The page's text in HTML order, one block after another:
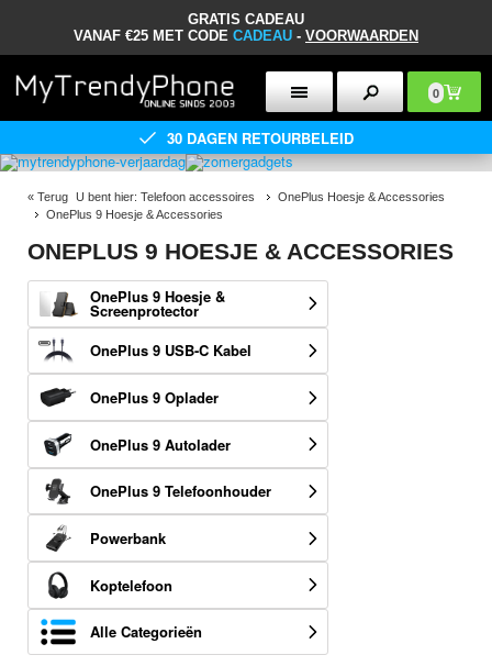
GRATIS CADEAU
VANAF €25 MET CODE CADEAU - VOORWAARDEN
0
30 DAGEN RETOURBELEID
« Terug U bent hier: Telefoon accessoires
OnePlus Hoesje & Accessories
OnePlus 9 Hoesje & Accessories
ONEPLUS 9 HOESJE & ACCESSORIES
OnePlus 9 Hoesje &
Screenprotector
OnePlus 9 USB-C Kabel
OnePlus 9 Oplader
OnePlus 9 Autolader
OnePlus 9 Telefoonhouder
Powerbank
Koptelefoon
Alle Categorieën